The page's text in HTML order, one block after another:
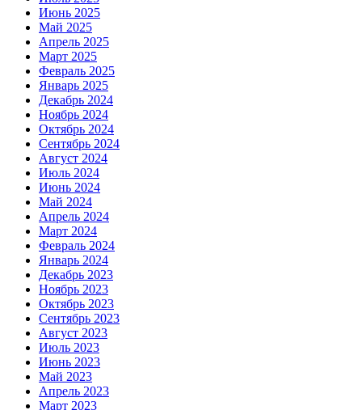
Июнь 2025
Май 2025
Апрель 2025
Март 2025
Февраль 2025
Январь 2025
Декабрь 2024
Ноябрь 2024
Октябрь 2024
Сентябрь 2024
Август 2024
Июль 2024
Июнь 2024
Май 2024
Апрель 2024
Март 2024
Февраль 2024
Январь 2024
Декабрь 2023
Ноябрь 2023
Октябрь 2023
Сентябрь 2023
Август 2023
Июль 2023
Июнь 2023
Май 2023
Апрель 2023
Март 2023